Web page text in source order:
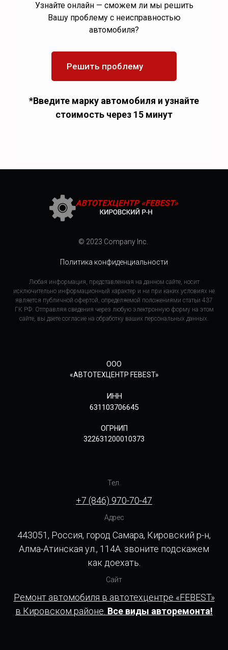
Узнайте онлайн — сможем ли мы решить
Вашу проблему с неисправностью
автомобиля?
Решить проблему
*Введите марку автомобиля и узнайте
стоимость через 15 минут
© 2023 Company Inc.
Политика конфиденциальности
Любая информация, представленная на данном сайте, носит
исключительно информационный характер и ни при каких условиях не
является публичной офертой, определяемой положениями статьи 437
ГК РФ. Отправляя сведения через любую электронную форму на этом
сайте, вы даете согласие на обработку ваших персональных данных.
ООО
«АВТОТЕХЦЕНТР FEBEST»
ИНН
631103706645
ОГРНИП
322631200010373
Тел.
+7 (846) 970-70-47
Адрес
443051, Россия, город Самара, Кировский р-н,
Алма-Атинская ул., 114А. звоните подскажем
как доехать.
Сайт
Ремонт автомобиля в автотехцентре «FEBEST»
в Кировском районе. Все виды авторемонта!